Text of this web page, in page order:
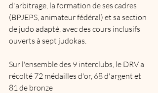
d'arbitrage, la formation de ses cadres
(BPJEPS, animateur fédéral) et sa section
de judo adapté, avec des cours inclusifs
ouverts à sept judokas.
Sur l'ensemble des 9 interclubs, le DRV a
récolté 72 médailles d'or, 68 d'argent et
81 de bronze